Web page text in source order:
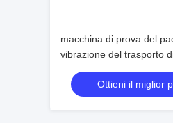
macchina di prova del
vibrazione del trasporto
di 25~40 km/ora
Ottieni il miglior